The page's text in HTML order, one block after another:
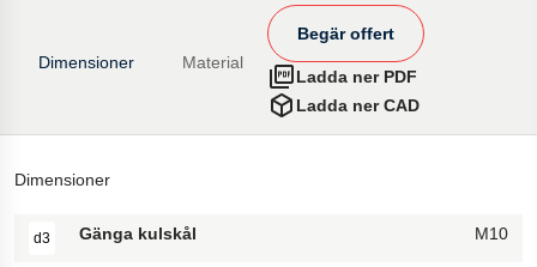
Dimensioner Material
Ladda ner CAD
Ladda ner PDF
Begär offert
Dimensioner
d3 Gänga kulskål M10